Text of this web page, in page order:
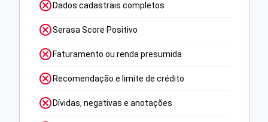
Dados cadastrais completos
Serasa Score Positivo
Faturamento ou renda presumida
Recomendação e limite de crédito
Dívidas, negativas e anotações